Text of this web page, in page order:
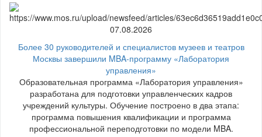
07.08.2026
Более 30 руководителей и специалистов музеев и театров
Москвы завершили MBA-программу «Лаборатория
управления»
Образовательная программа «Лаборатория управления»
разработана для подготовки управленческих кадров
учреждений культуры. Обучение построено в два этапа:
программа повышения квалификации и программа
профессиональной переподготовки по модели MBA.